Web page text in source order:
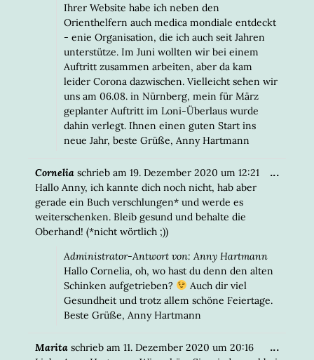
Ihrer Website habe ich neben den
Orienthelfern auch medica mondiale entdeckt
- enie Organisation, die ich auch seit Jahren
unterstütze. Im Juni wollten wir bei einem
Auftritt zusammen arbeiten, aber da kam
leider Corona dazwischen. Vielleicht sehen wir
uns am 06.08. in Nürnberg, mein für März
geplanter Auftritt im Loni-Überlaus wurde
dahin verlegt. Ihnen einen guten Start ins
neue Jahr, beste Grüße, Anny Hartmann
Cornelia schrieb am 19. Dezember 2020 um 12:21
Hallo Anny, ich kannte dich noch nicht, hab aber
gerade ein Buch verschlungen* und werde es
weiterschenken. Bleib gesund und behalte die
Oberhand! (*nicht wörtlich ;))
Administrator-Antwort von: Anny Hartmann
Hallo Cornelia, oh, wo hast du denn den alten
Schinken aufgetrieben?
Auch dir viel
Gesundheit und trotz allem schöne Feiertage.
Beste Grüße, Anny Hartmann
...DIESE
Marita schrieb am 11. Dezember 2020 um 20:16
...DIESE